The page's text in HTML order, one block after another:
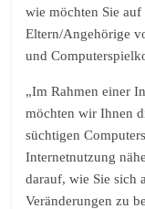
wie möchten Sie
Eltern/Angehörige
und
„Im Rahmen einer
möchten wir Ihnen
süchtigen
Internetnutzung
darauf, wie Sie sich
Veränderungen zu